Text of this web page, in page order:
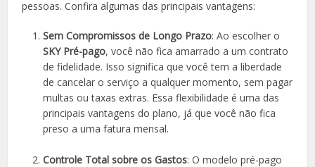
pessoas. Confira algumas das principais vantagens:
Sem Compromissos de Longo Prazo: Ao escolher o
SKY Pré-pago, você não fica amarrado a um contrato
de fidelidade. Isso significa que você tem a liberdade
de cancelar o serviço a qualquer momento, sem pagar
multas ou taxas extras. Essa flexibilidade é uma das
principais vantagens do plano, já que você não fica
preso a uma fatura mensal.
Controle Total sobre os Gastos: O modelo pré-pago